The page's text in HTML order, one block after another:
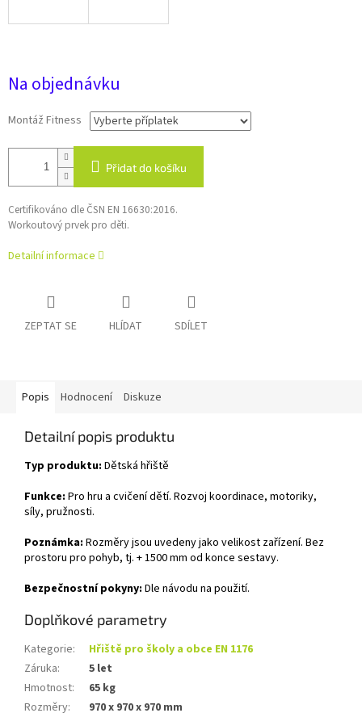
Na objednávku
Montáž Fitness
Přidat do košíku
Certifikováno dle ČSN EN 16630:2016.
Workoutový prvek pro děti.
Detailní informace
ZEPTAT SE HLÍDAT SDÍLET
Popis Hodnocení Diskuze
Detailní popis produktu
Typ produktu: Dětská hřiště
Funkce: Pro hru a cvičení dětí. Rozvoj koordinace, motoriky,
síly, pružnosti.
Poznámka: Rozměry jsou uvedeny jako velikost zařízení. Bez
prostoru pro pohyb, tj. + 1500 mm od konce sestavy.
Bezpečnostní pokyny: Dle návodu na použití.
Doplňkové parametry
Kategorie:
Hřiště pro školy a obce EN 1176
Záruka:
5 let
Hmotnost:
65 kg
Rozměry:
970 x 970 x 970 mm